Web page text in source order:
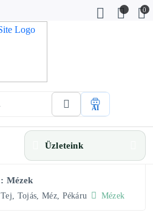
0
AI
Üzleteink
: Mézek
Tej, Tojás, Méz, Pékáru Mézek